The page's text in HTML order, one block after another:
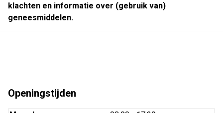
klachten en informatie over (gebruik van)
geneesmiddelen.
Openingstijden